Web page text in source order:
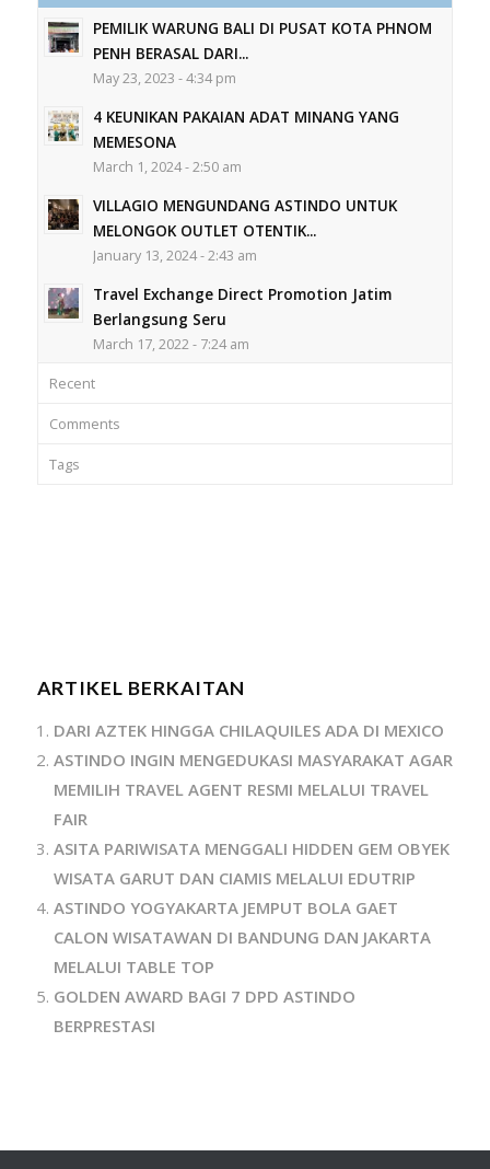
PEMILIK WARUNG BALI DI PUSAT KOTA PHNOM
PENH BERASAL DARI...
May 23, 2023 - 4:34 pm
4 KEUNIKAN PAKAIAN ADAT MINANG YANG
MEMESONA
March 1, 2024 - 2:50 am
VILLAGIO MENGUNDANG ASTINDO UNTUK
MELONGOK OUTLET OTENTIK...
January 13, 2024 - 2:43 am
Travel Exchange Direct Promotion Jatim
Berlangsung Seru
March 17, 2022 - 7:24 am
Recent
Comments
Tags
ARTIKEL BERKAITAN
DARI AZTEK HINGGA CHILAQUILES ADA DI MEXICO
ASTINDO INGIN MENGEDUKASI MASYARAKAT AGAR
MEMILIH TRAVEL AGENT RESMI MELALUI TRAVEL
FAIR
ASITA PARIWISATA MENGGALI HIDDEN GEM OBYEK
WISATA GARUT DAN CIAMIS MELALUI EDUTRIP
ASTINDO YOGYAKARTA JEMPUT BOLA GAET
CALON WISATAWAN DI BANDUNG DAN JAKARTA
MELALUI TABLE TOP
GOLDEN AWARD BAGI 7 DPD ASTINDO
BERPRESTASI